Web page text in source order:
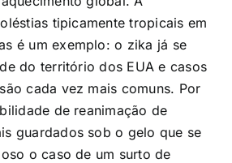
tipicamente tropicais em
é um exemplo: o zika já se
do território dos EUA e casos
cada vez mais comuns. Por
de reanimação de
guardados sob o gelo que se
o caso de um surto de